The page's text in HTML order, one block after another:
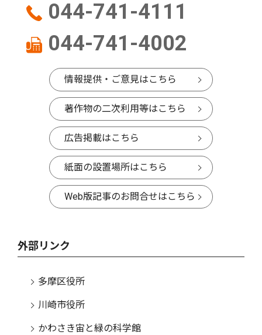
044-741-4111
044-741-4002
情報提供・ご意見はこちら
著作物の二次利用等はこちら
広告掲載はこちら
紙面の設置場所はこちら
Web版記事のお問合せはこちら
外部リンク
多摩区役所
川崎市役所
かわさき宙と緑の科学館